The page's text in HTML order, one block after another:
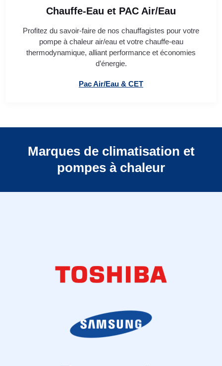
Chauffe-Eau et PAC Air/Eau
Profitez du savoir-faire de nos chauffagistes pour votre
pompe à chaleur air/eau et votre chauffe-eau
thermodynamique, alliant performance et économies
d’énergie.
Pac Air/Eau & CET
Marques de climatisation et
pompes à chaleur